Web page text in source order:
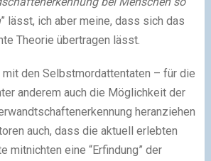
” lässt, ich aber meine, dass sich das
Theorie übertragen lässt.
mit den Selbstmordattentaten – für die
anderem auch die Möglichkeit der
heranziehen
auch, dass die aktuell erlebten
mitnichten eine “Erfindung” der